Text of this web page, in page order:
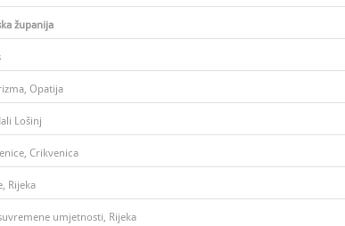
županija
Opatija
Lošinj
Crikvenica
Rijeka
umjetnosti, Rijeka